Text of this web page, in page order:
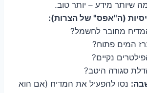
שיותר מידע – יותר טוב.
(ה"אפס" של הצרות):
מחובר לחשמל?
המים פתוח?
נקיים?
סגורה היטב?
נסו להפעיל את המדיח (אם הוא